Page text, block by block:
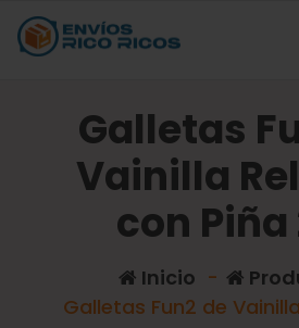
Galletas
Vainilla
con Piña
Inicio -
Galletas Fun2 de